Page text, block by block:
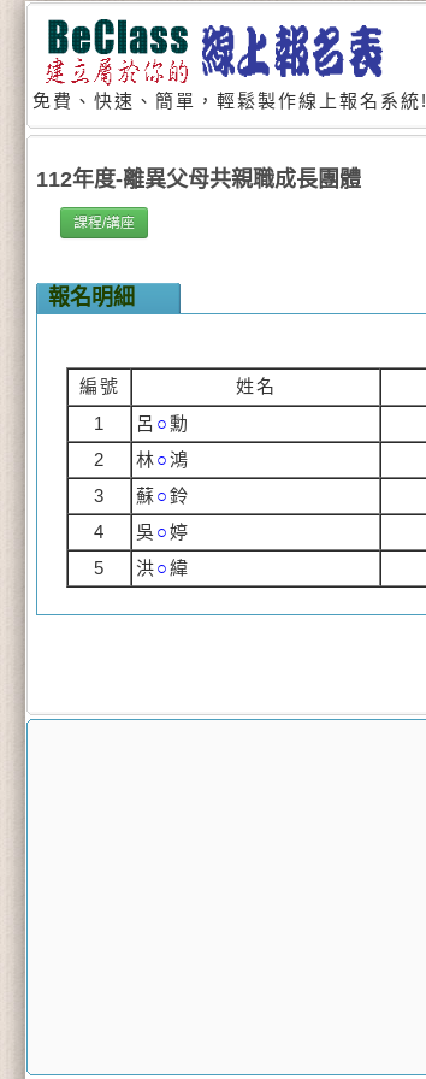
免費、快速、簡單，輕鬆製作線上報名系統!
112年度-離異父母共親職成長團體
課程/講座
報名明細
編號 姓名
1
呂 ○勳
2 林○鴻
3 蘇○鈴
4 吳○婷
5 洪○緯